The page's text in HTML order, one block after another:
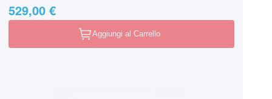
529,00 €
Aggiungi al Carrello